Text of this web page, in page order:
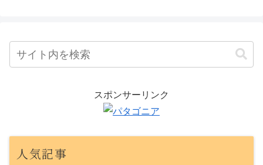
スポンサーリンク
人気記事